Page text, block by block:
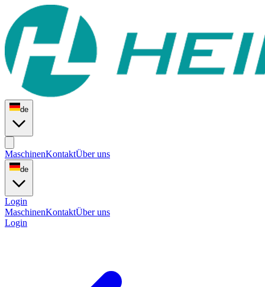
de
MaschinenKontaktÜber uns
de
Login
MaschinenKontaktÜber uns
Login